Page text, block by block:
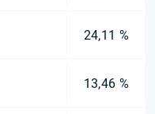
24,11 %
13,46 %